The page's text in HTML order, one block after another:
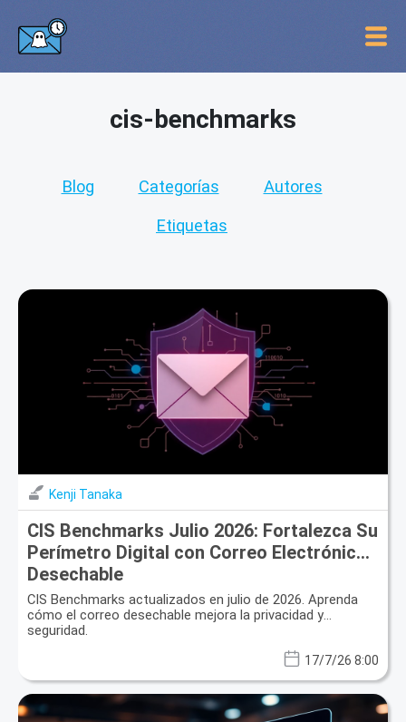
cis-benchmarks
Blog Categorías Autores
Etiquetas
Kenji Tanaka
CIS Benchmarks Julio 2026: Fortalezca Su
Perímetro Digital con Correo Electrónico
Desechable
CIS Benchmarks actualizados en julio de 2026. Aprenda
cómo el correo desechable mejora la privacidad y
seguridad.
17/7/26 8:00